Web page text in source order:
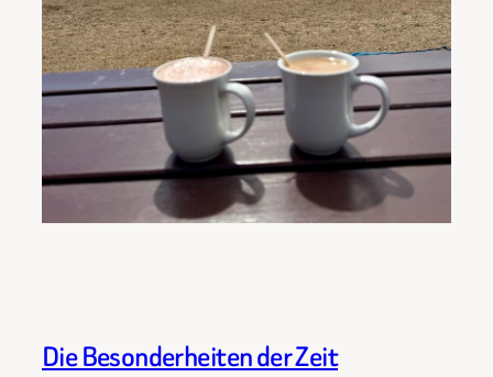
Die Besonderheiten der Zeit